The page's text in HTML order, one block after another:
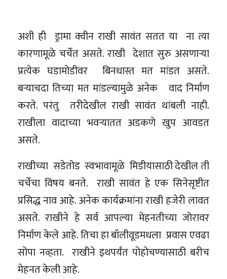
अशी ही ड्रामा क्वीन राखी सावंत सतत या ना त्या
कारणामूळे चर्चेत असते. राखी देशात सुरु असणाऱ्या
प्रत्येक घडामोडीवर बिनधास्त मत मांडत असते.
बऱ्याचदा तिच्या मत मांडल्यामुळे अनेक वाद निर्माण
करते. परंतु तरीदेखील राखी सावंत थांबली नाही.
राखीला वादाच्या भवऱ्यातत अडकणे खुप आवडत
असते.
राखीच्या सडेतोड स्वभावामूळे मिडीयासाठी देखील ती
चर्चेचा विषय बनते. राखी सावंत हे एक सिनेसृष्टीत
प्रसिद्ध नाव आहे. अनेक कार्यक्रमांना राखी हजेरी लावत
असते. राखीने हे सर्व आपल्या मेहनतीच्या जोरावर
निर्माण केले आहे. तिचा हा बॉलीवूडमधला प्रवास एवढा
सोपा नव्हता. राखीने इथपर्यंत पोहोचण्यासाठी बरीच
मेहनत केली आहे.